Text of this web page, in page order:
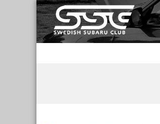
Skip
to
content
Swedish Subaru Club
För oss som älskar Subaru!